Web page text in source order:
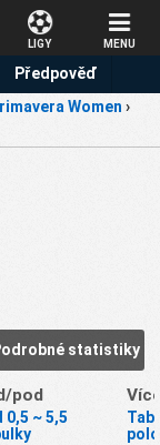
LIGY MENU
Předpověď
Women ›
statistiky
pod
0,5 ~ 5,5